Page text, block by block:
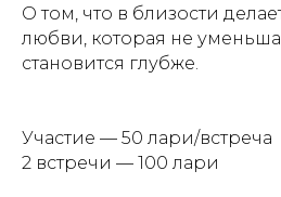
О том, что в близости
любви, которая не
становится глубже.
Участие — 50 лари/встреча
2 встречи — 100 лари